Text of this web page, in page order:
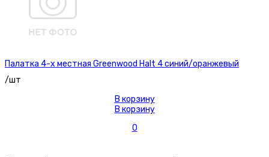
Палатка 4-х местная Greenwood Halt 4 синий/оранжевый
/шт
В корзину
В корзину
0